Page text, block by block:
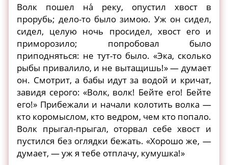
Волк пошел на́ реку, опустил хвост в
прорубь; дело-то было зимою. Уж он сидел,
сидел, целую ночь просидел, хвост его и
приморозило; попробовал было
приподняться: не тут-то было. «Эка, сколько
рыбы привалило, и не вытащишь!» — думает
он. Смотрит, а бабы идут за водой и кричат,
завидя серого: «Волк, волк! Бейте его! Бейте
его!» Прибежали и начали колотить волка —
кто коромыслом, кто ведром, чем кто попало.
Волк прыгал-прыгал, оторвал себе хвост и
пустился без оглядки бежать. «Хорошо же, —
думает, — уж я тебе отплачу, кумушка!»